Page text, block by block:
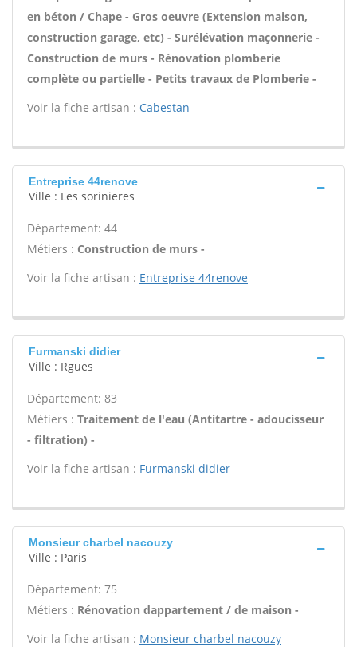
en béton / Chape - Gros oeuvre (Extension maison,
construction garage, etc) - Surélévation maçonnerie -
Construction de murs - Rénovation plomberie
complète ou partielle - Petits travaux de Plomberie -
Voir la fiche artisan : Cabestan
Entreprise 44renove
Ville : Les sorinieres
Département: 44
Métiers : Construction de murs -
Voir la fiche artisan : Entreprise 44renove
Furmanski didier
Ville : Rgues
Département: 83
Métiers : Traitement de l'eau (Antitartre - adoucisseur
- filtration) -
Voir la fiche artisan : Furmanski didier
Monsieur charbel nacouzy
Ville : Paris
Département: 75
Métiers : Rénovation dappartement / de maison -
Voir la fiche artisan : Monsieur charbel nacouzy